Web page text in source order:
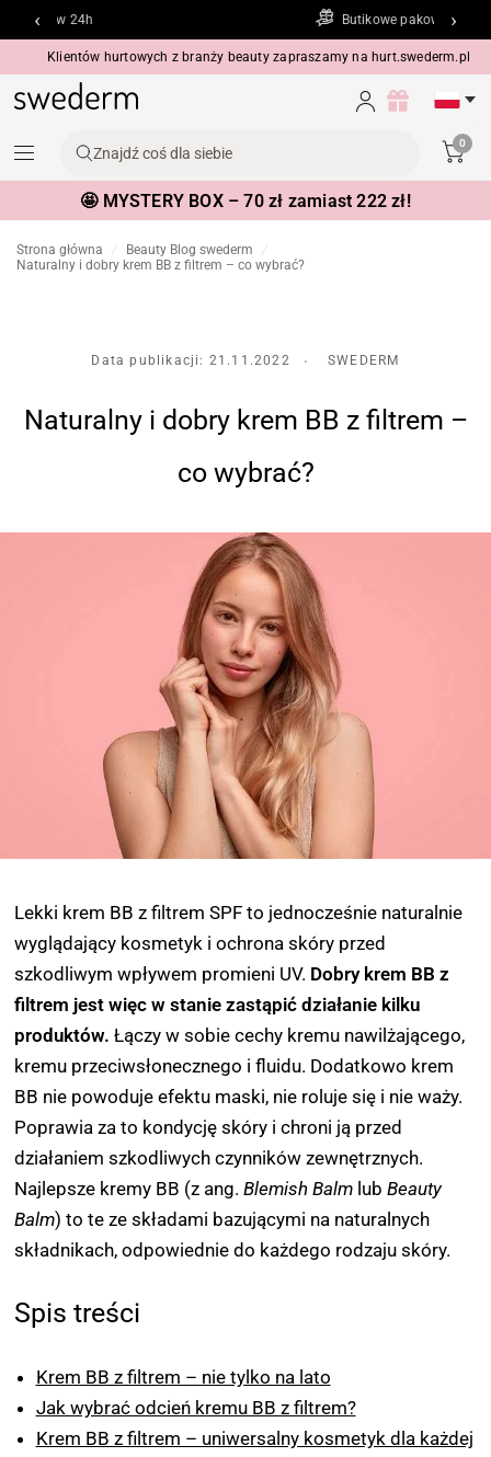
‹ Butikowe pakowanie ›
Klientów hurtowych z branży beauty zapraszamy na hurt.swederm.pl
0
Znajdź coś dla siebie
🤩 MYSTERY BOX – 70 zł zamiast 222 zł!
Strona główna / Beauty Blog swederm
/
Naturalny i dobry krem BB z filtrem – co wybrać?
Data publikacji: 21.11.2022 SWEDERM
Naturalny i dobry krem BB z filtrem –
co wybrać?
Lekki krem BB z filtrem SPF to jednocześnie naturalnie
wyglądający kosmetyk i ochrona skóry przed
szkodliwym wpływem promieni UV. Dobry krem BB z
filtrem jest więc w stanie zastąpić działanie kilku
produktów. Łączy w sobie cechy kremu nawilżającego,
kremu przeciwsłonecznego i fluidu. Dodatkowo krem
BB nie powoduje efektu maski, nie roluje się i nie waży.
Poprawia za to kondycję skóry i chroni ją przed
działaniem szkodliwych czynników zewnętrznych.
Najlepsze kremy BB (z ang. Blemish Balmlub Beauty
Balm) to te ze składami bazującymi na naturalnych
składnikach, odpowiednie do każdego rodzaju skóry.
Spis treści
Krem BB z filtrem – nie tylko na lato
Jak wybrać odcień kremu BB z filtrem?
Krem BB z filtrem – uniwersalny kosmetyk dla każdej